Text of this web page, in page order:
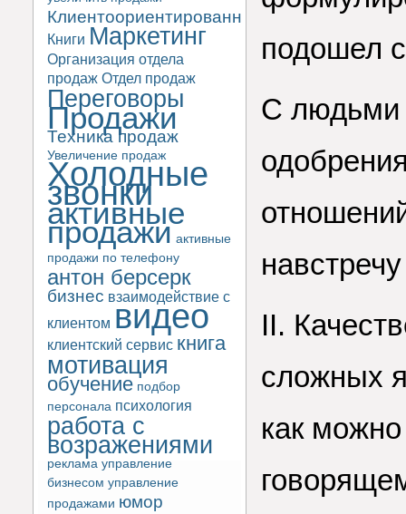
Клиентоориентированность
Книги Маркетинг
Организация отдела
продаж Отдел продаж
Переговоры
Продажи
Техника продаж
Увеличение продаж
Холодные
звонки
активные
продажи активные
продажи по телефону
антон берсерк
бизнес взаимодействие с
клиентом видео
клиентский сервис книга
мотивация
обучение подбор
персонала психология
работа с
возражениями
реклама управление
бизнесом управление
продажами юмор
подошел
С людьми
II.
сложных
как